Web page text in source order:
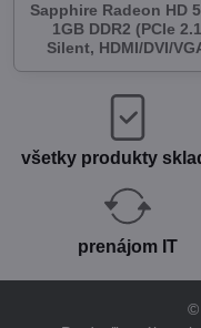
Sapphire Radeon HD
1GB DDR2 (PCIe
Silent, HDMI/DVI/
všetky produkty
prenájom IT
©